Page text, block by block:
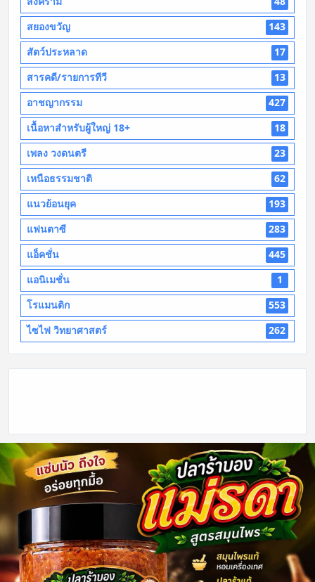
สยองขวัญ
143
สัตว์ประหลาด
17
สารคดี/รายการทีวี
13
อาชญากรรม
427
เนื้อหาสำหรับผู้ใหญ่ 18+
18
เพลง วงดนตรี
23
เหนือธรรมชาติ
62
แนวย้อนยุค
193
แฟนตาซี
283
แอ็คชั่น
445
แอนิเมชั่น
1
โรแมนติก
553
ไซไฟ วิทยาศาสตร์
262